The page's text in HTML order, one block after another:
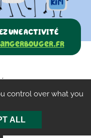
UNE ACTIVITÉ
control over what you
ALL